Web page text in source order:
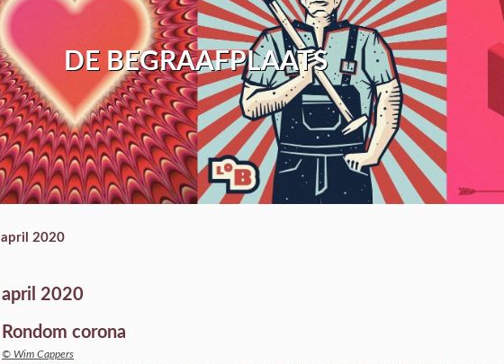
DE BEGRAAFPLAATS
april 2020
april 2020
Rondom corona
© Wim Cappers